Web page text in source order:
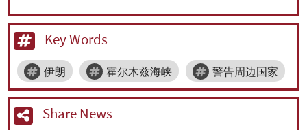
Key Words
伊朗 霍尔木兹海峡 警告周边国家
Share News